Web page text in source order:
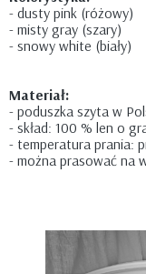
- dusty pink (różowy)
- misty gray (szary)
- snowy white (biały)
Materiał:
- poduszka szyta w
- skład: 100 % len o
- temperatura prania:
- można prasować na